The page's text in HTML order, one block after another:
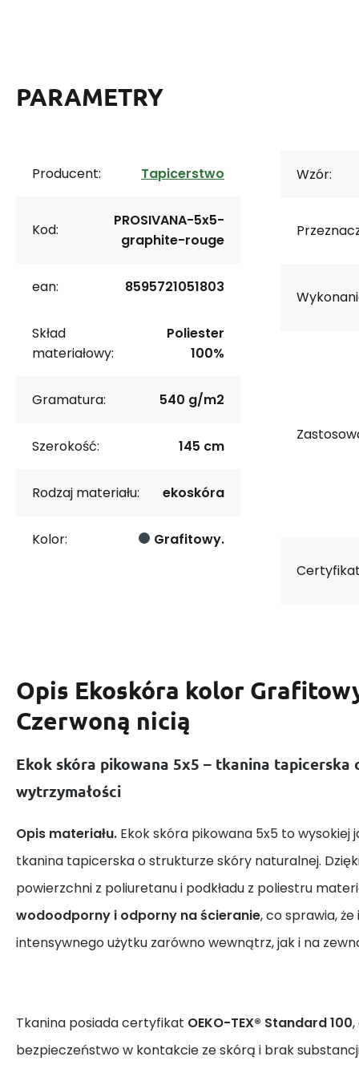
PARAMETRY
Producent: Tapicerstwo
Kod:
PROSIVANA-5x5-
graphite-rouge
ean: 8595721051803
Skład
materiałowy:
Poliester
100%
Gramatura: 540 g/m2
Szerokość: 145 cm
Rodzaj materiału: ekoskóra
Kolor: Grafitowy.
Wzór:
Opis Ekoskóra kolor
Czerwoną nicią
Ekok skóra pikowana 5x5 – tkanina tapicerska
wytrzymałości
Opis materiału. Ekok skóra pikowana 5x5 to wysokiej
tkanina tapicerska o strukturze skóry naturalnej.
powierzchni z poliuretanu i podkładu z poliestru
wodoodporny i odporny na ścieranie, co sprawia,
intensywnego użytku zarówno wewnątrz, jak i na
Tkanina posiada certyfikat OEKO-TEX® Standard 100
bezpieczeństwo w kontakcie ze skórą i brak